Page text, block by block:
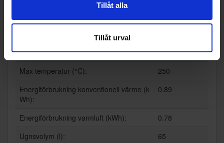
Tillåt alla
Tillåt urval
Max temperatur (°C):
250
Energiförbrukning konventionell värme (k
Wh):
0.89
Energiförbrukning varmluft (kWh):
0.78
Ugnsvolym (l):
65